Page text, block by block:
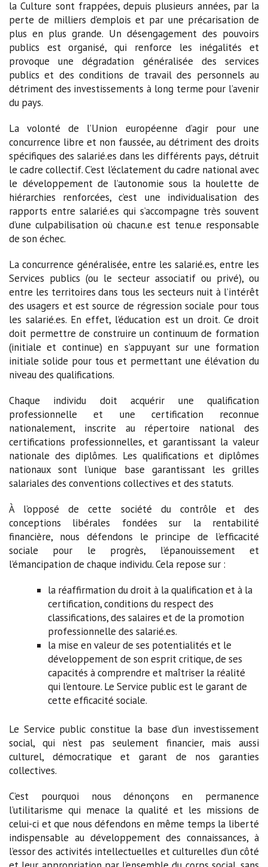
la Culture sont frappées, depuis plusieurs années, par la
perte de milliers d’emplois et par une précarisation de
plus en plus grande. Un désengagement des pouvoirs
publics est organisé, qui renforce les inégalités et
provoque une dégradation généralisée des services
publics et des conditions de travail des personnels au
détriment des investissements à long terme pour l’avenir
du pays.
La volonté de l’Union européenne d’agir pour une
concurrence libre et non faussée, au détriment des droits
spécifiques des salarié.es dans les différents pays, détruit
le cadre collectif. C’est l’éclatement du cadre national avec
le développement de l’autonomie sous la houlette de
hiérarchies renforcées, c’est une individualisation des
rapports entre salarié.es qui s’accompagne très souvent
d’une culpabilisation où chacun.e est tenu.e responsable
de son échec.
La concurrence généralisée, entre les salarié.es, entre les
Services publics (ou le secteur associatif ou privé), ou
entre les territoires dans tous les secteurs nuit à l’intérêt
des usagers et est source de régression sociale pour tous
les salarié.es. En effet, l’éducation est un droit. Ce droit
doit permettre de construire un continuum de formation
(initiale et continue) en s’appuyant sur une formation
initiale solide pour tous et permettant une élévation du
niveau des qualifications.
Chaque individu doit acquérir une qualification
professionnelle et une certification reconnue
nationalement, inscrite au répertoire national des
certifications professionnelles, et garantissant la valeur
nationale des diplômes. Les qualifications et diplômes
nationaux sont l’unique base garantissant les grilles
salariales des conventions collectives et des statuts.
À l’opposé de cette société du contrôle et des
conceptions libérales fondées sur la rentabilité
financière, nous défendons le principe de l’efficacité
sociale pour le progrès, l’épanouissement et
l’émancipation de chaque individu. Cela repose sur :
la réaffirmation du droit à la qualification et à la
certification, conditions du respect des
classifications, des salaires et de la promotion
professionnelle des salarié.es.
la mise en valeur de ses potentialités et le
développement de son esprit critique, de ses
capacités à comprendre et maîtriser la réalité
qui l’entoure. Le Service public est le garant de
cette efficacité sociale.
Le Service public constitue la base d’un investissement
social, qui n’est pas seulement financier, mais aussi
culturel, démocratique et garant de nos garanties
collectives.
C’est pourquoi nous dénonçons en permanence
l’utilitarisme qui menace la qualité et les missions de
celui-ci et que nous défendons en même temps la liberté
indispensable au développement des connaissances, à
l’essor des activités intellectuelles et culturelles d’un côté